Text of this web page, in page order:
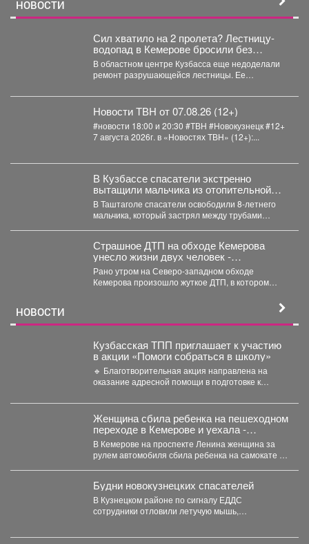
НОВОСТИ
Сил хватило на 2 пролета? Лестницу-
водопад в Кемерове бросили без
ремонта
В областном центре Кузбасса еще недоделали
ремонт разрушающейся лестницы. Ее
Новости ТВН от 07.08.26 (12+)
#новости 18:00 и 20:30 #ТВН #Новокузнецк #12+
7 августа 2026г. в «Новостях ТВН» (12+):...
В Кузбассе спасатели экстренно
вытащили мальчика из отопительной
системы
В Таштаголе спасатели освободили 8-летнего
мальчика, который застрял между трубами
Страшное ДТП на обходе Кемерова
унесло жизни двух человек -
подробности
Рано утром на Северо-западном обходе
Кемерова произошло жуткое ДТП, в котором
НОВОСТИ
Кузбасская ТПП приглашает к участию
в акции «Помоги собраться в школу»
🔹 Благотворительная акция направлена на
оказание адресной помощи в подготовке к
Женщина сбила ребенка на пешеходном
переходе в Кемерове и уехала -
подробности
В Кемерове на проспекте Ленина женщина за
рулем автомобиля сбила ребенка на самокате и
Будни новокузнецких спасателей
В Кузнецком районе по сигналу ЕДДС
сотрудники отловили летучую мышь,